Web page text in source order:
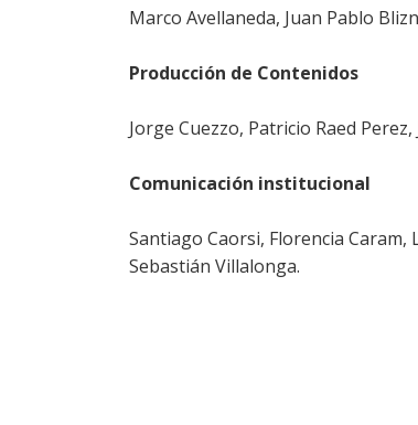
Marco Avellaneda, Juan Pablo
Producción de Contenidos
Jorge Cuezzo, Patricio Raed Perez,
Comunicación institucional
Santiago Caorsi, Florencia Caram,
Sebastián Villalonga.